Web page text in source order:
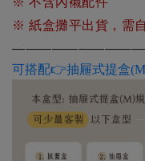
※ 紙盒攤平出貨，需
可搭配👉抽屜式提盒